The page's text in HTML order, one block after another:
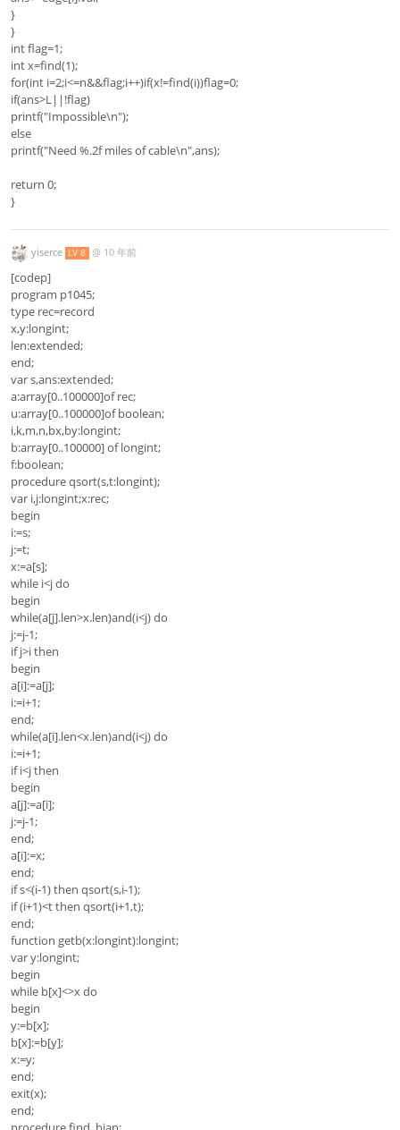
}
}
int flag=1;
int x=find(1);
for(int i=2;i<=n&&flag;i++)if(x!=find(i))flag=0;
if(ans>L||!flag)
printf("Impossible\n");
else
printf("Need %.2f miles of cable\n",ans);
return 0;
}
yiserce LV 8 @ 10 年前
[codep]
program p1045;
type rec=record
x,y:longint;
len:extended;
end;
var s,ans:extended;
a:array[0..100000]of rec;
u:array[0..100000]of boolean;
i,k,m,n,bx,by:longint;
b:array[0..100000] of longint;
f:boolean;
procedure qsort(s,t:longint);
var i,j:longint;x:rec;
begin
i:=s;
j:=t;
x:=a[s];
while i<j do
begin
while(a[j].len>x.len)and(i<j) do
j:=j-1;
if j>i then
begin
a[i]:=a[j];
i:=i+1;
end;
while(a[i].len<x.len)and(i<j) do
i:=i+1;
if i<j then
begin
a[j]:=a[i];
j:=j-1;
end;
a[i]:=x;
end;
if s<(i-1) then qsort(s,i-1);
if (i+1)<t then qsort(i+1,t);
end;
function getb(x:longint):longint;
var y:longint;
begin
while b[x]<>x do
begin
y:=b[x];
b[x]:=b[y];
x:=y;
end;
exit(x);
end;